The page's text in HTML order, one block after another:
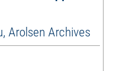
Arolsen Archives